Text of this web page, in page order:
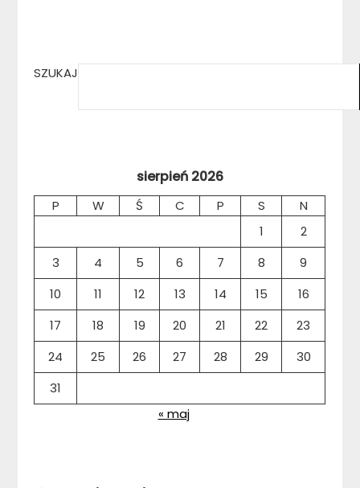
SZUKAJ
sierpień 2026
P W Ś C P S
N
1
2
3
4 5 6 7 8
9
10
11 12 13 14 15
16
17
18 19 20 21 22
23
24
25 26 27 28 29
30
31
« maj